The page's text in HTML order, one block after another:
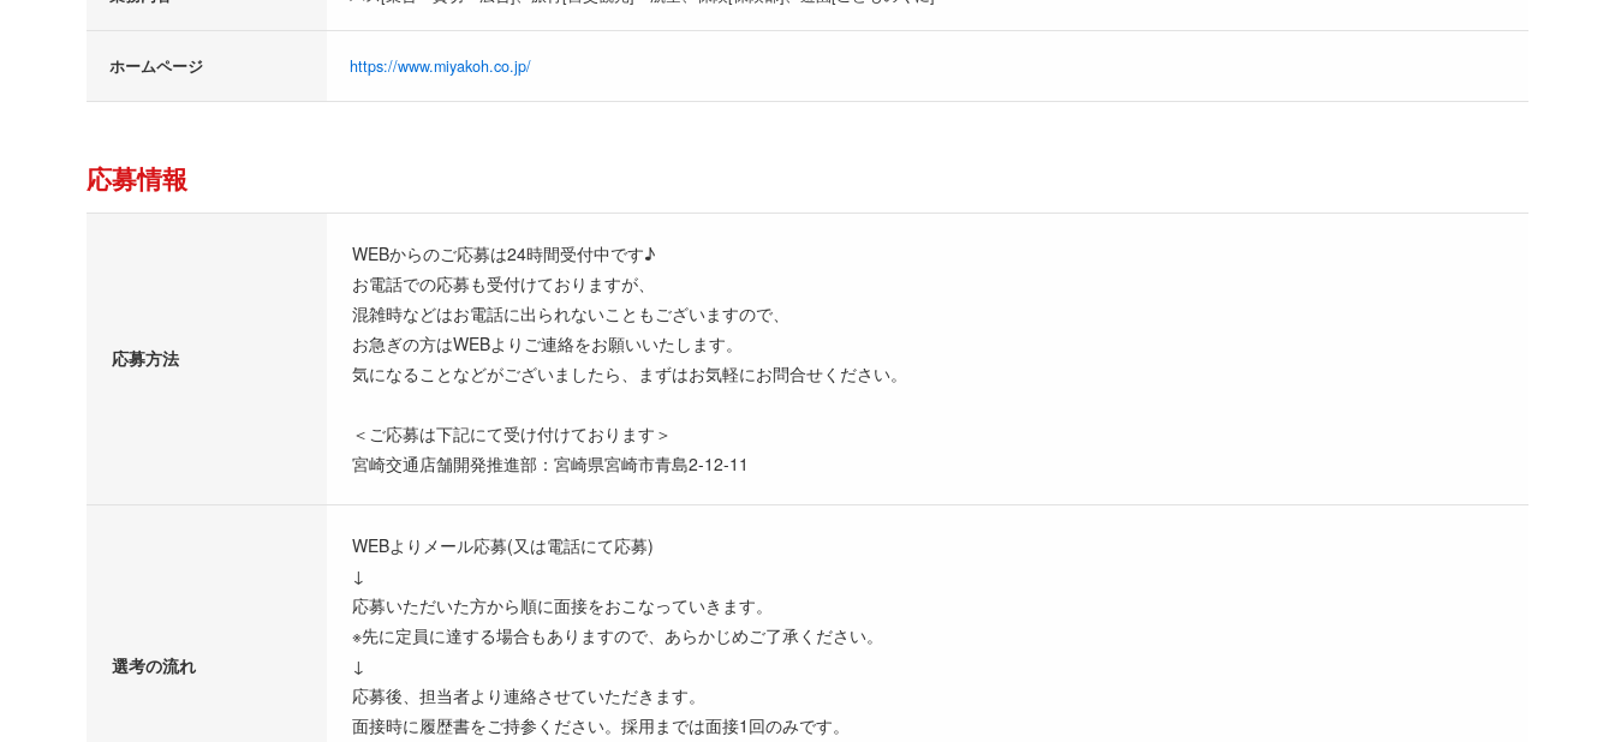
ホームページ https://www.miyakoh.co.jp/
応募情報
応募方法
WEBからのご応募は24時間受付中です♪
お電話での応募も受付けておりますが、
混雑時などはお電話に出られないこともございますので、
お急ぎの方はWEBよりご連絡をお願いいたします。
気になることなどがございましたら、まずはお気軽にお問合せください。
＜ご応募は下記にて受け付けております＞
宮崎交通店舗開発推進部：宮崎県宮崎市青島2-12-11
選考の流れ
WEBよりメール応募(又は電話にて応募)
↓
応募いただいた方から順に面接をおこなっていきます。
※先に定員に達する場合もありますので、あらかじめご了承ください。
↓
応募後、担当者より連絡させていただきます。
面接時に履歴書をご持参ください。採用までは面接1回のみです。